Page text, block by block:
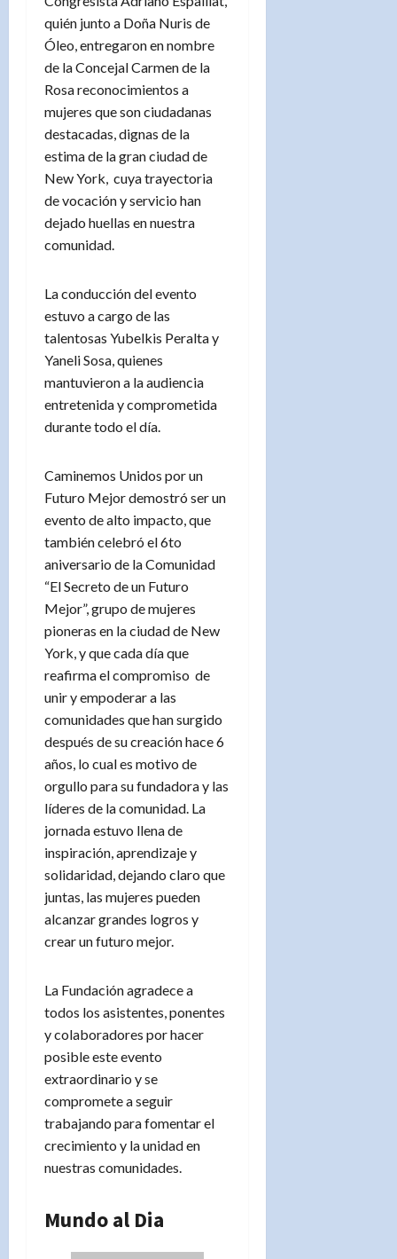
quién junto a Doña Nuris de
Óleo, entregaron en nombre
de la Concejal Carmen de la
Rosa reconocimientos a
mujeres que son ciudadanas
destacadas, dignas de la
estima de la gran ciudad de
New York, cuya trayectoria
de vocación y servicio han
dejado huellas en nuestra
comunidad.
La conducción del evento
estuvo a cargo de las
talentosas Yubelkis Peralta y
Yaneli Sosa, quienes
mantuvieron a la audiencia
entretenida y comprometida
durante todo el día.
Caminemos Unidos por un
Futuro Mejor demostró ser un
evento de alto impacto, que
también celebró el 6to
aniversario de la Comunidad
“El Secreto de un Futuro
Mejor”, grupo de mujeres
pioneras en la ciudad de New
York, y que cada día que
reafirma el compromiso de
unir y empoderar a las
comunidades que han surgido
después de su creación hace 6
años, lo cual es motivo de
orgullo para su fundadora y las
líderes de la comunidad. La
jornada estuvo llena de
inspiración, aprendizaje y
solidaridad, dejando claro que
juntas, las mujeres pueden
alcanzar grandes logros y
crear un futuro mejor.
La Fundación agradece a
todos los asistentes, ponentes
y colaboradores por hacer
posible este evento
extraordinario y se
compromete a seguir
trabajando para fomentar el
crecimiento y la unidad en
nuestras comunidades.
Mundo al Dia